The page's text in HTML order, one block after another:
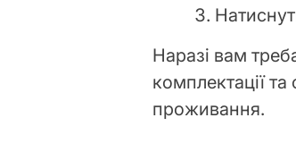
Наразі вам
комплектації
проживання.